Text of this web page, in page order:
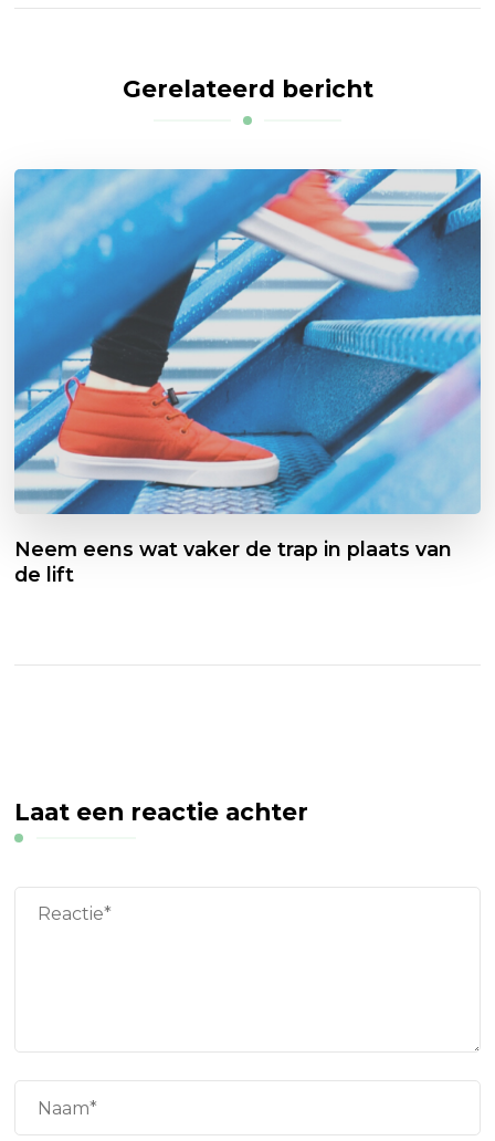
Gerelateerd bericht
Neem eens wat vaker de trap in plaats van
de lift
Laat een reactie achter